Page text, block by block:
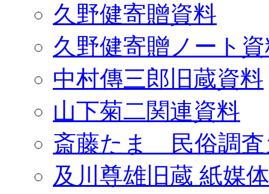
久野健寄贈資料
久野健寄贈ノート
中村傳三郎旧蔵資料
山下菊二関連資料
斎藤たま 民俗調査
及川尊雄旧蔵 紙媒